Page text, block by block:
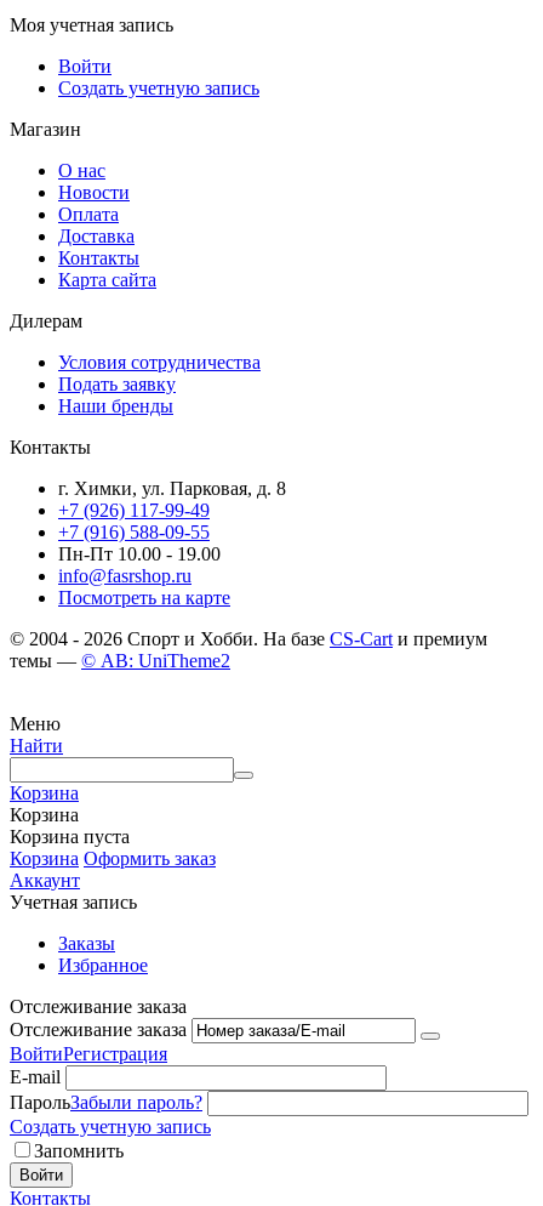
Моя учетная запись
Войти
Создать учетную запись
Магазин
О нас
Новости
Оплата
Доставка
Контакты
Карта сайта
Дилерам
Условия сотрудничества
Подать заявку
Наши бренды
Контакты
г. Химки, ул. Парковая, д. 8
+7 (926) 117-99-49
+7 (916) 588-09-55
Пн-Пт 10.00 - 19.00
info@fasrshop.ru
Посмотреть на карте
© 2004 - 2026 Спорт и Хобби. На базе CS-Cart и премиум
темы — © AB: UniTheme2
Меню
Найти
Корзина
Корзина
Корзина пуста
Корзина Оформить заказ
Аккаунт
Учетная запись
Заказы
Избранное
Отслеживание заказа
Отслеживание заказа
ВойтиРегистрация
E-mail
ПарольЗабыли пароль?
Создать учетную запись
Запомнить
Войти
Контакты